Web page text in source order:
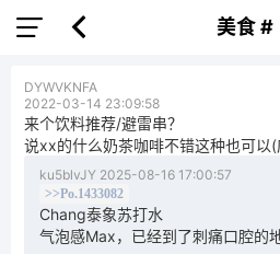
美食 #
DYWVKNFA
2022-03-14 23:09:58
来个饮料推荐/避雷串？
说xx的什么奶茶咖啡不错这种也可以
ku5blvJY 2025-08-16 17:00:57
>>Po.1433082
Chang泰象苏打水
气泡感Max，已经到了刺痛口腔的